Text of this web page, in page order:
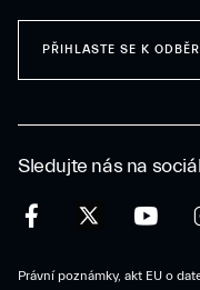
Sledujte nás na
Právní poznámky, akt EU o
PŘIHLASTE SE K